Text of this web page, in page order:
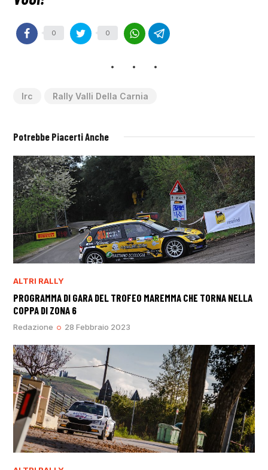
0 0
Irc Rally Valli Della Carnia
Potrebbe Piacerti Anche
ALTRI RALLY
PROGRAMMA DI GARA DEL TROFEO MAREMMA CHE TORNA NELLA
COPPA DI ZONA 6
Redazione 28 Febbraio 2023